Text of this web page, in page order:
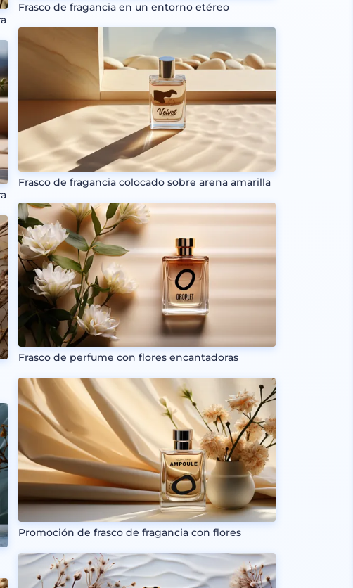
Frasco de fragancia en un entorno etéreo
Frasco de fragancia colocado sobre arena amarilla
Frasco de perfume con flores encantadoras
Promoción de frasco de fragancia con flores